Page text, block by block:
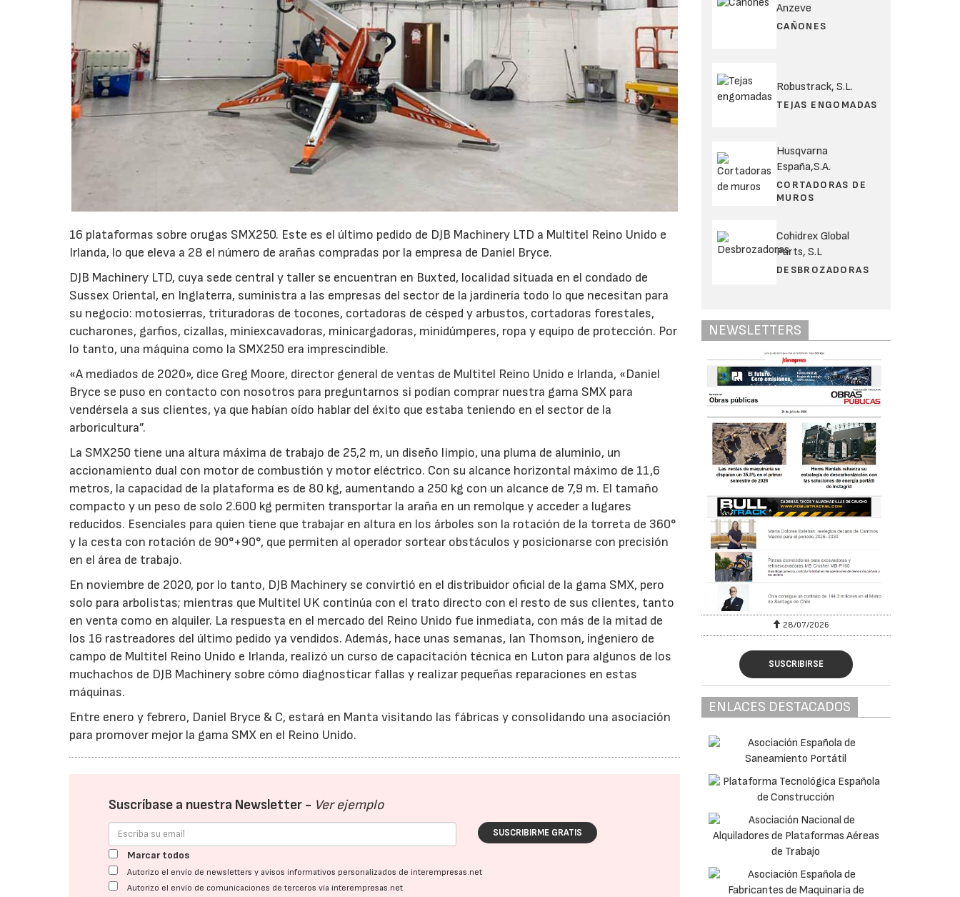
16 plataformas sobre orugas SMX250. Este es el último pedido de DJB Machinery LTD a Multitel Reino Unido e
Irlanda, lo que eleva a 28 el número de arañas compradas por la empresa de Daniel Bryce.
DJB Machinery LTD, cuya sede central y taller se encuentran en Buxted, localidad situada en el condado de
Sussex Oriental, en Inglaterra, suministra a las empresas del sector de la jardinería todo lo que necesitan para
su negocio: motosierras, trituradoras de tocones, cortadoras de césped y arbustos, cortadoras forestales,
cucharones, garfios, cizallas, miniexcavadoras, minicargadoras, minidúmperes, ropa y equipo de protección. Por
lo tanto, una máquina como la SMX250 era imprescindible.
«A mediados de 2020», dice Greg Moore, director general de ventas de Multitel Reino Unido e Irlanda, «Daniel
Bryce se puso en contacto con nosotros para preguntarnos si podían comprar nuestra gama SMX para
vendérsela a sus clientes, ya que habían oído hablar del éxito que estaba teniendo en el sector de la
arboricultura”.
La SMX250 tiene una altura máxima de trabajo de 25,2 m, un diseño limpio, una pluma de aluminio, un
accionamiento dual con motor de combustión y motor eléctrico. Con su alcance horizontal máximo de 11,6
metros, la capacidad de la plataforma es de 80 kg, aumentando a 250 kg con un alcance de 7,9 m. El tamaño
compacto y un peso de solo 2.600 kg permiten transportar la araña en un remolque y acceder a lugares
reducidos. Esenciales para quien tiene que trabajar en altura en los árboles son la rotación de la torreta de 360°
y la cesta con rotación de 90°+90°, que permiten al operador sortear obstáculos y posicionarse con precisión
en el área de trabajo.
En noviembre de 2020, por lo tanto, DJB Machinery se convirtió en el distribuidor oficial de la gama SMX, pero
solo para arbolistas; mientras que Multitel UK continúa con el trato directo con el resto de sus clientes, tanto
en venta como en alquiler. La respuesta en el mercado del Reino Unido fue inmediata, con más de la mitad de
los 16 rastreadores del último pedido ya vendidos. Además, hace unas semanas, Ian Thomson, ingeniero de
campo de Multitel Reino Unido e Irlanda, realizó un curso de capacitación técnica en Luton para algunos de los
muchachos de DJB Machinery sobre cómo diagnosticar fallas y realizar pequeñas reparaciones en estas
máquinas.
Entre enero y febrero, Daniel Bryce & C, estará en Manta visitando las fábricas y consolidando una asociación
para promover mejor la gama SMX en el Reino Unido.
Suscríbase a nuestra Newsletter - Ver ejemplo
SUSCRIBIRME GRATIS
Marcar todos
Autorizo el envío de newsletters y avisos informativos personalizados de interempresas.net
Autorizo el envío de comunicaciones de terceros vía interempresas.net
Anzeve
CAÑONES
Robustrack, S.L.
TEJAS ENGOMADAS
Husqvarna
España,S.A.
CORTADORAS DE
MUROS
Cohidrex Global
Parts, S.L
DESBROZADORAS
NEWSLETTERS
28/07/2026 30/07/2026 28/07/2026
SUSCRIBIRSE
ENLACES DESTACADOS